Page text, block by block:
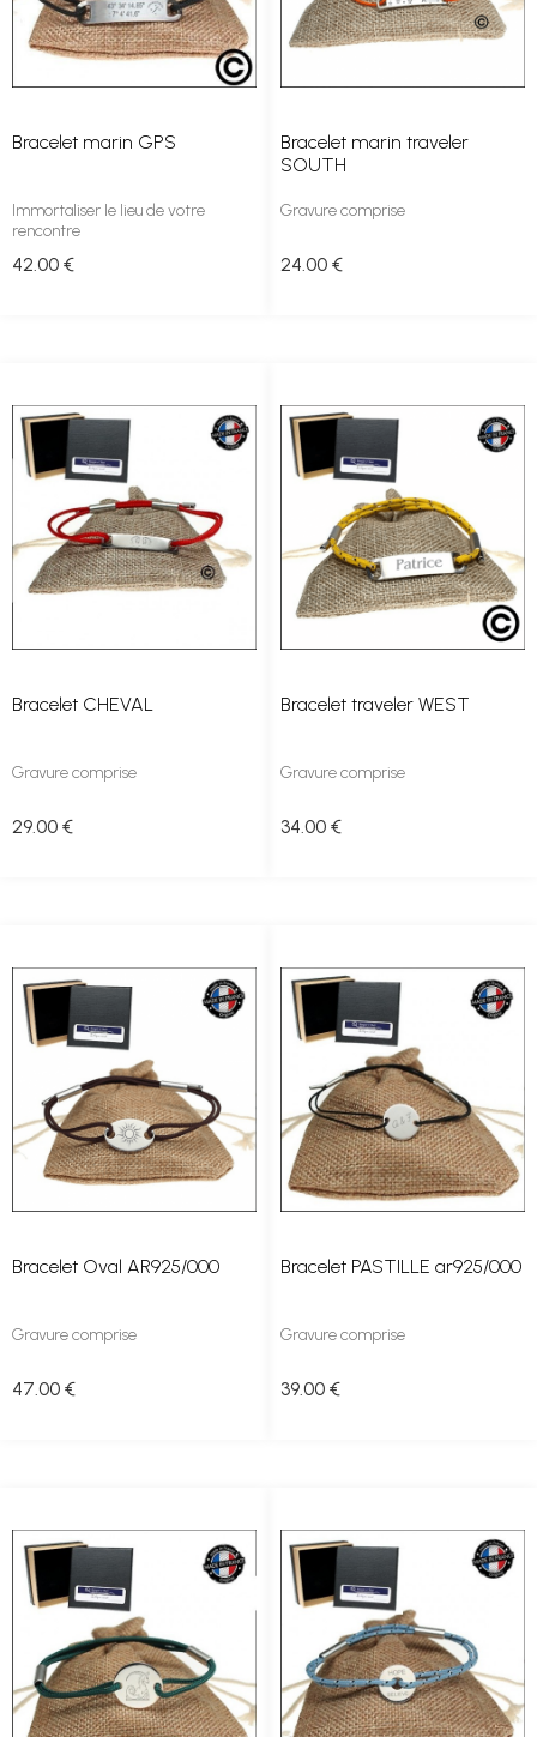
Bracelet marin GPS
Immortaliser le lieu de votre
rencontre
42 .00 €
Bracelet marin traveler
SOUTH
Gravure comprise
24 .00 €
Bracelet CHEVAL
Gravure comprise
29.00 €
Bracelet traveler WEST
Gravure comprise
34 .00 €
Bracelet Oval AR925/000
Gravure comprise
47 .00 €
Bracelet PASTILLE ar925/000
Gravure comprise
39.00 €